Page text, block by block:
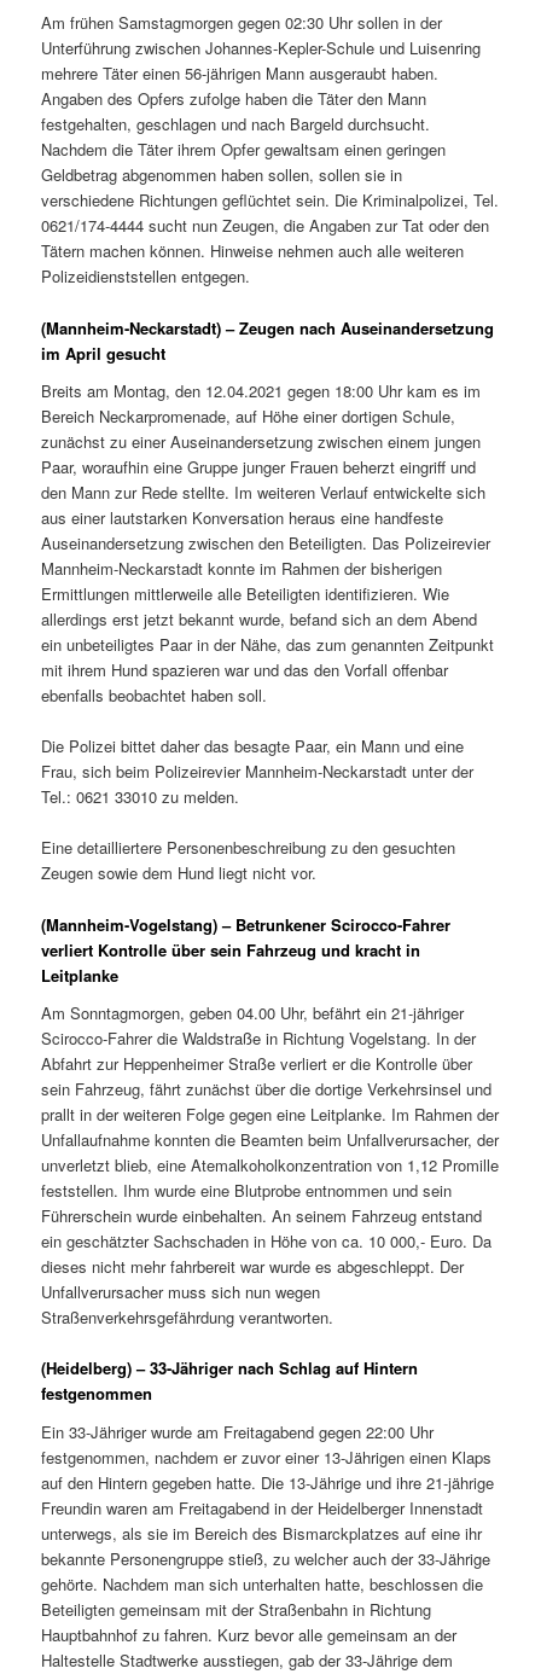
Am frühen Samstagmorgen gegen 02:30 Uhr sollen in der
Unterführung zwischen Johannes-Kepler-Schule und Luisenring
mehrere Täter einen 56-jährigen Mann ausgeraubt haben.
Angaben des Opfers zufolge haben die Täter den Mann
festgehalten, geschlagen und nach Bargeld durchsucht.
Nachdem die Täter ihrem Opfer gewaltsam einen geringen
Geldbetrag abgenommen haben sollen, sollen sie in
verschiedene Richtungen geflüchtet sein. Die Kriminalpolizei, Tel.
0621/174-4444 sucht nun Zeugen, die Angaben zur Tat oder den
Tätern machen können. Hinweise nehmen auch alle weiteren
Polizeidienststellen entgegen.
(Mannheim-Neckarstadt) – Zeugen nach Auseinandersetzung
im April gesucht
Breits am Montag, den 12.04.2021 gegen 18:00 Uhr kam es im
Bereich Neckarpromenade, auf Höhe einer dortigen Schule,
zunächst zu einer Auseinandersetzung zwischen einem jungen
Paar, woraufhin eine Gruppe junger Frauen beherzt eingriff und
den Mann zur Rede stellte. Im weiteren Verlauf entwickelte sich
aus einer lautstarken Konversation heraus eine handfeste
Auseinandersetzung zwischen den Beteiligten. Das Polizeirevier
Mannheim-Neckarstadt konnte im Rahmen der bisherigen
Ermittlungen mittlerweile alle Beteiligten identifizieren. Wie
allerdings erst jetzt bekannt wurde, befand sich an dem Abend
ein unbeteiligtes Paar in der Nähe, das zum genannten Zeitpunkt
mit ihrem Hund spazieren war und das den Vorfall offenbar
ebenfalls beobachtet haben soll.
Die Polizei bittet daher das besagte Paar, ein Mann und eine
Frau, sich beim Polizeirevier Mannheim-Neckarstadt unter der
Tel.: 0621 33010 zu melden.
Eine detailliertere Personenbeschreibung zu den gesuchten
Zeugen sowie dem Hund liegt nicht vor.
(Mannheim-Vogelstang) – Betrunkener Scirocco-Fahrer
verliert Kontrolle über sein Fahrzeug und kracht in
Leitplanke
Am Sonntagmorgen, geben 04.00 Uhr, befährt ein 21-jähriger
Scirocco-Fahrer die Waldstraße in Richtung Vogelstang. In der
Abfahrt zur Heppenheimer Straße verliert er die Kontrolle über
sein Fahrzeug, fährt zunächst über die dortige Verkehrsinsel und
prallt in der weiteren Folge gegen eine Leitplanke. Im Rahmen der
Unfallaufnahme konnten die Beamten beim Unfallverursacher, der
unverletzt blieb, eine Atemalkoholkonzentration von 1,12 Promille
feststellen. Ihm wurde eine Blutprobe entnommen und sein
Führerschein wurde einbehalten. An seinem Fahrzeug entstand
ein geschätzter Sachschaden in Höhe von ca. 10 000,- Euro. Da
dieses nicht mehr fahrbereit war wurde es abgeschleppt. Der
Unfallverursacher muss sich nun wegen
Straßenverkehrsgefährdung verantworten.
(Heidelberg) – 33-Jähriger nach Schlag auf Hintern
festgenommen
Ein 33-Jähriger wurde am Freitagabend gegen 22:00 Uhr
festgenommen, nachdem er zuvor einer 13-Jährigen einen Klaps
auf den Hintern gegeben hatte. Die 13-Jährige und ihre 21-jährige
Freundin waren am Freitagabend in der Heidelberger Innenstadt
unterwegs, als sie im Bereich des Bismarckplatzes auf eine ihr
bekannte Personengruppe stieß, zu welcher auch der 33-Jährige
gehörte. Nachdem man sich unterhalten hatte, beschlossen die
Beteiligten gemeinsam mit der Straßenbahn in Richtung
Hauptbahnhof zu fahren. Kurz bevor alle gemeinsam an der
Haltestelle Stadtwerke ausstiegen, gab der 33-Jährige dem